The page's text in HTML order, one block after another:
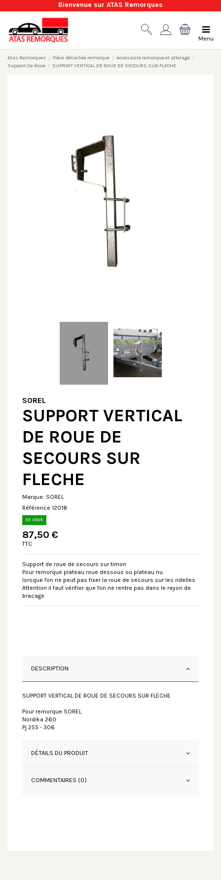
Bienvenue sur ATAS Remorques
Menu
Atas Remorques Pièce détachée remorque
Accessoire remorque et attelage
Support De Roue
SUPPORT VERTICAL DE ROUE DE SECOURS SUR FLECHE
SOREL
SUPPORT VERTICAL
DE ROUE DE
SECOURS SUR
FLECHE
Marque: SOREL
Référence 12018
En stock
87,50 €
TTC
Support de roue de secours sur timon
Pour remorque plateau roue dessous ou plateau nu
lorsque l'on ne peut pas fixer la roue de secours sur les ridelles
Attention il faut vérifier que l'on ne rentre pas dans le rayon de
bracage
DESCRIPTION
SUPPORT VERTICAL DE ROUE DE SECOURS SUR FLECHE
Pour remorque SOREL
Nordika 260
Pj 255 - 306
DÉTAILS DU PRODUIT
COMMENTAIRES (0)